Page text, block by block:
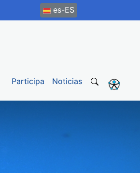
es-ES
Participa Noticias